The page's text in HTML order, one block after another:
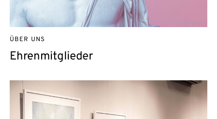
Ehrenmitglieder
ÜBER UNS